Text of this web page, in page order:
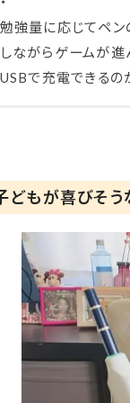
勉強量に応じてペン
しながらゲームが
USBで充電できるの
どもが喜びそ